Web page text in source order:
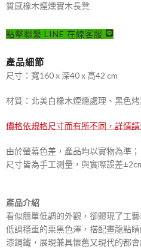
質感橡木煙燻實木長凳
點擊聯繫 LINE 在線客服
產品細節
尺寸：寬160 x 深40 x 高42 cm
材質：北美白橡木煙燻處理、黑色
價格依規格尺寸而有所不同，詳情
由於螢幕色差，產品均以實物為準；
尺寸皆為手工測量，與實際誤差
產品介紹
看似簡單低調的外觀，卻體現了工
低調穩重的栗黑色澤，搭配畫龍點
漆鋼鐵，展現兼具懷舊又現代的都會